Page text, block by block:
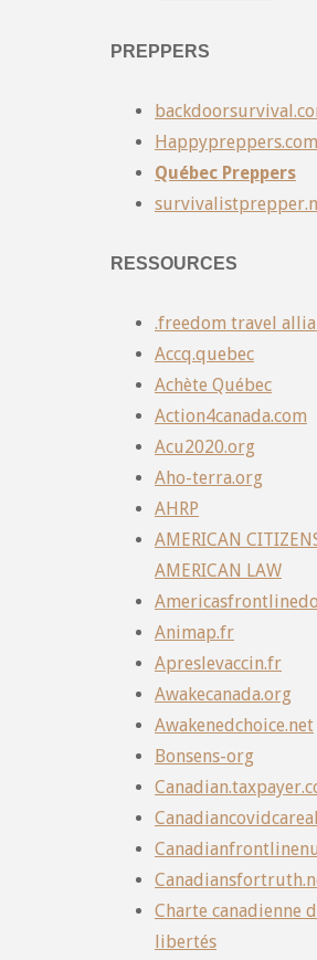
PREPPERS
Happypreppers.com
Québec Preppers
RESSOURCES
.freedom travel
Accq.quebec
Achète Québec
Action4canada.com
Acu2020.org
Aho-terra.org
AHRP
AMERICAN
AMERICAN LAW
Animap.fr
Apreslevaccin.fr
Awakecanada.org
Awakenedchoice.net
Bonsens-org
Charte canadienne
libertés